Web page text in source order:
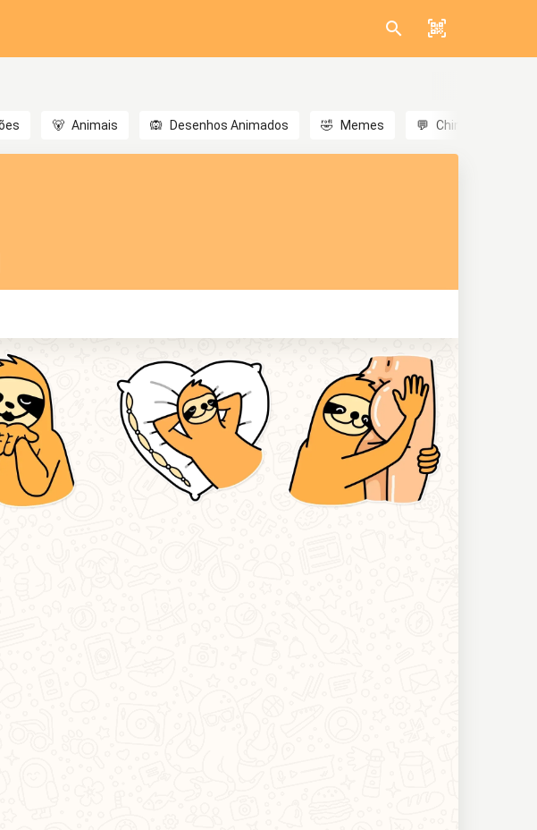
🐻 Animais 🙉 Desenhos Animados 🤣 Memes 💬 Chinês